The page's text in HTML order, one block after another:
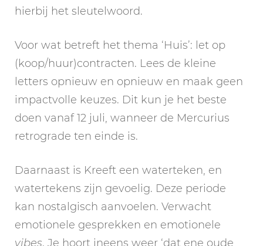
hierbij het sleutelwoord.
Voor wat betreft het thema ‘Huis’: let op
(koop/huur)contracten. Lees de kleine
letters opnieuw en opnieuw en maak geen
impactvolle keuzes. Dit kun je het beste
doen vanaf 12 juli, wanneer de Mercurius
retrograde ten einde is.
Daarnaast is Kreeft een waterteken, en
watertekens zijn gevoelig. Deze periode
kan nostalgisch aanvoelen. Verwacht
emotionele gesprekken en emotionele
vibes. Je hoort ineens weer ‘dat ene oude